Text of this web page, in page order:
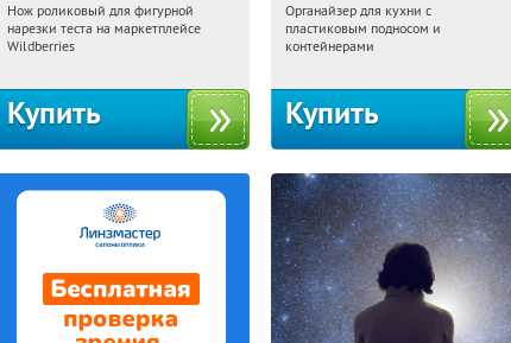
15:08:06 Получили:
Россия
Нож роликовый для фигурной
нарезки теста на маркетплейсе
Wildberries
Купить
15:08:06 Получили:
Россия
Органайзер для кухни с
пластиковым подносом и
контейнерами
Купить